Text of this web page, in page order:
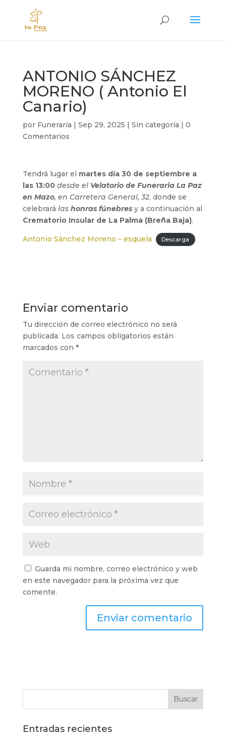
ANTONIO SÁNCHEZ
MORENO ( Antonio El
Canario)
por Funeraria | Sep 29, 2025 | Sin categoría | 0
Comentarios
Tendrá lugar el martes día 30 de septiembre a
las 13:00 desde el Velatorio de Funeraria La Paz
en Mazo, en Carretera General, 32, donde se
celebrará las honras fúnebresy a continuación al
Crematorio Insular de La Palma (Breña Baja).
Antonio Sánchez Moreno – esquela Descarga
Enviar comentario
Tu dirección de correo electrónico no será
publicada. Los campos obligatorios están
marcados con *
Guarda mi nombre, correo electrónico y web
en este navegador para la próxima vez que
comente.
Entradas recientes